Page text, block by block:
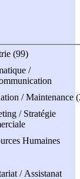
(99)
/
/ Maintenance
/ Stratégie
Humaines
/ Assistanat